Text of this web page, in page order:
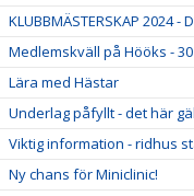
KLUBBMÄSTERSKAP 2024 -
Medlemskväll på Hööks -
Lära med Hästar
Underlag påfyllt - det här
Viktig information - ridhus
Ny chans för Miniclinic!